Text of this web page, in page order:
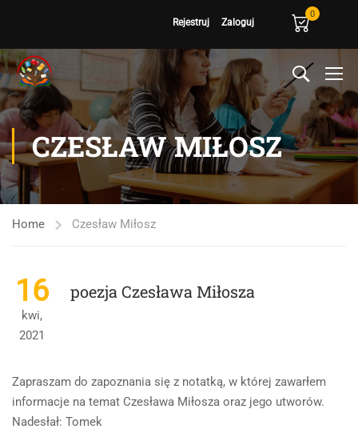
Rejestruj Zaloguj
0
CZESŁAW MIŁOSZ
Home Czesław Miłosz
16
kwi,
2021
poezja Czesława Miłosza
Zapraszam do zapoznania się z notatką, w której zawarłem
informacje na temat Czesława Miłosza oraz jego utworów.
Nadesłał: Tomek